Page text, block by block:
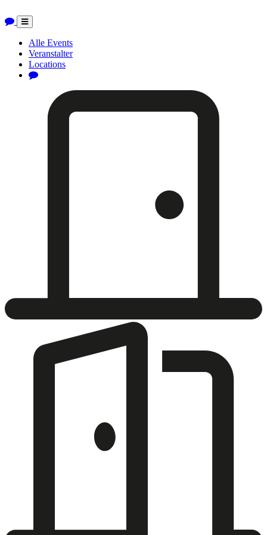
Toggle
navigation
Alle Events
Veranstalter
Locations